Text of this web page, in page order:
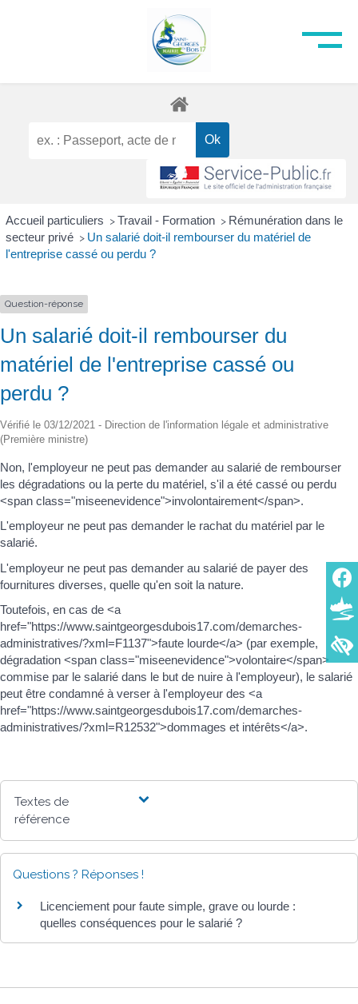
Accueil particuliers > Travail - Formation > Rémunération dans le
secteur privé > Un salarié doit-il rembourser du matériel de
l'entreprise cassé ou perdu ?
Question-réponse
Un salarié doit-il rembourser du
matériel de l'entreprise cassé ou
perdu ?
Vérifié le 03/12/2021 - Direction de l'information légale et administrative
(Première ministre)
Non, l'employeur ne peut pas demander au salarié de rembourser
les dégradations ou la perte du matériel, s'il a été cassé ou perdu
<span class="miseenevidence">involontairement</span>.
L'employeur ne peut pas demander le rachat du matériel par le
salarié.
L'employeur ne peut pas demander au salarié de payer des
fournitures diverses, quelle qu'en soit la nature.
Toutefois, en cas de <a
href="https://www.saintgeorgesdubois17.com/demarches-
administratives/?xml=F1137">faute lourde</a> (par exemple,
dégradation <span class="miseenevidence">volontaire</span>
commise par le salarié dans le but de nuire à l'employeur), le salarié
peut être condamné à verser à l'employeur des <a
href="https://www.saintgeorgesdubois17.com/demarches-
administratives/?xml=R12532">dommages et intérêts</a>.
Textes de
référence
Questions ? Réponses !
Licenciement pour faute simple, grave ou lourde :
quelles conséquences pour le salarié ?